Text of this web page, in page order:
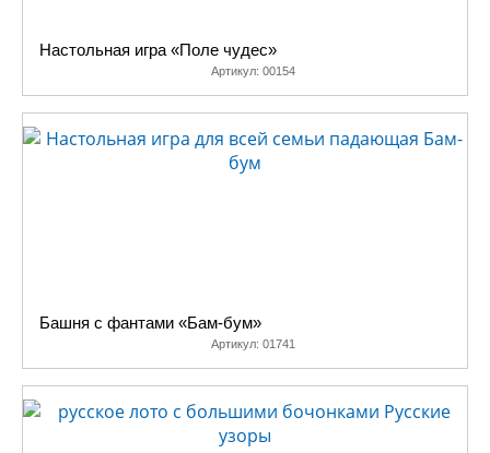
Настольная игра «Поле чудес»
Артикул: 00154
Башня с фантами «Бам-бум»
Артикул: 01741